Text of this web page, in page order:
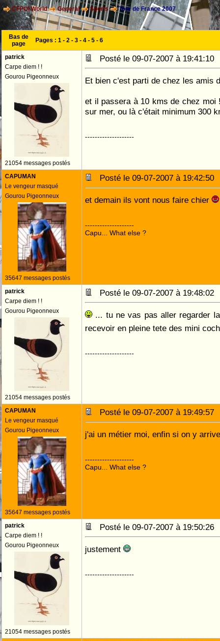
CFPOI World General Sports Tour de France 2007
Bas de
page
Pages : 1 - 2 - 3 - 4 - 5 - 6
patrick
Carpe diem ! !
Gourou Pigeonneux
21054 messages postés
Posté le 09-07-2007 à
Et bien c'est parti de chez les amis
et il passera à 10 kms de chez moi
sur mer, ou là c'était minimum 300
--------------------
CAPUMAN
Le vengeur masqué
Gourou Pigeonneux
35647 messages postés
Posté le 09-07-2007 à
et demain ils vont nous faire chier
--------------------
Capu... What else ?
patrick
Carpe diem ! !
Gourou Pigeonneux
21054 messages postés
Posté le 09-07-2007 à
... tu ne vas pas aller regarder
recevoir en pleine tete des mini
--------------------
CAPUMAN
Le vengeur masqué
Gourou Pigeonneux
35647 messages postés
Posté le 09-07-2007 à
j'ai un métier moi, enfin si on y
--------------------
Capu... What else ?
patrick
Carpe diem ! !
Gourou Pigeonneux
21054 messages postés
Posté le 09-07-2007 à
justement
--------------------